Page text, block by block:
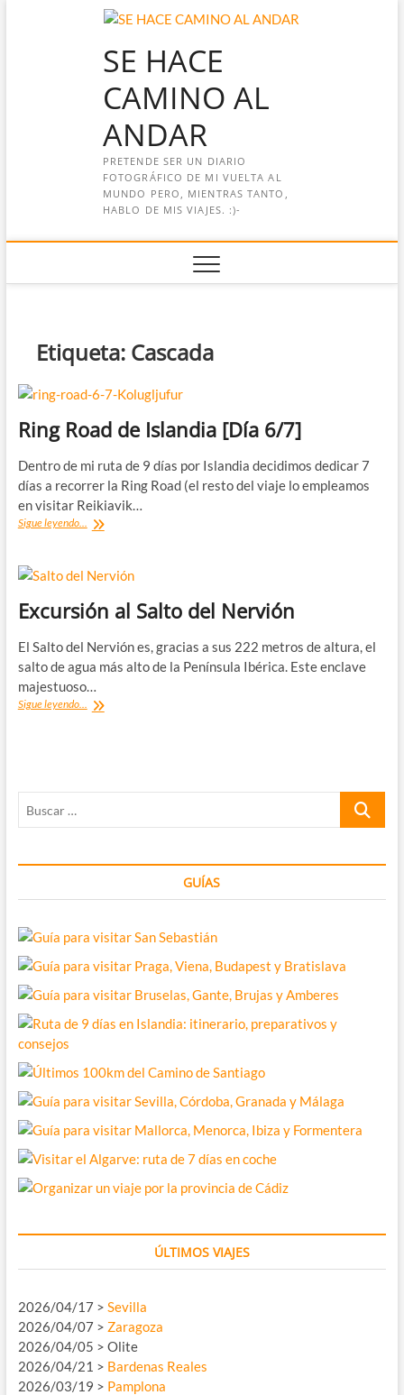
SE HACE
CAMINO AL
ANDAR
PRETENDE SER UN DIARIO
FOTOGRÁFICO DE MI VUELTA AL
MUNDO PERO, MIENTRAS TANTO,
HABLO DE MIS VIAJES. :)-
Etiqueta: Cascada
Ring Road de Islandia [Día 6/7]
Dentro de mi ruta de 9 días por Islandia decidimos dedicar 7
días a recorrer la Ring Road (el resto del viaje lo empleamos
en visitar Reikiavik…
Sigue leyendo... Ring
Islandia
6/7]
Excursión al Salto del Nervión
El Salto del Nervión es, gracias a sus 222 metros de altura, el
salto de agua más alto de la Península Ibérica. Este enclave
majestuoso…
Sigue leyendo... Excursión
Buscar
GUÍAS
ÚLTIMOS VIAJES
2026/04/17 > Sevilla
2026/04/07 > Zaragoza
2026/04/05 > Olite
2026/04/21 > Bardenas Reales
2026/03/19 > Pamplona